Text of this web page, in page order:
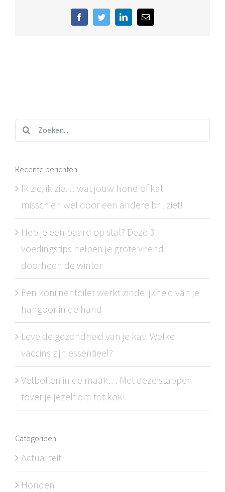
FacebookTwitterLinkedIn
E-
Zoeken...
Recente berichten
Ik zie, ik zie… wat jouw hond of kat
misschien wel door een andere bril ziet!
Heb je een paard op stal? Deze 3
voedingstips helpen je grote vriend
doorheen de winter
Een konijnentoilet werkt zindelijkheid van je
hangoor in de hand
Leve de gezondheid van je kat! Welke
vaccins zijn essentieel?
Vetbollen in de maak… Met deze stappen
tover je jezelf om tot kok!
Categorieën
Actualiteit
Honden